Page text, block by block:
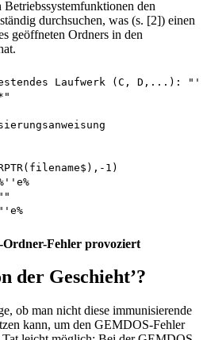
den
durchsuchen, was (s. [2]) einen
geöffneten Ordners in den
Laufwerk (C, D,...): "'
1)
Fehler provoziert
der Geschieht’?
ob man nicht diese immunisierende
kann, um den GEMDOS-Fehler